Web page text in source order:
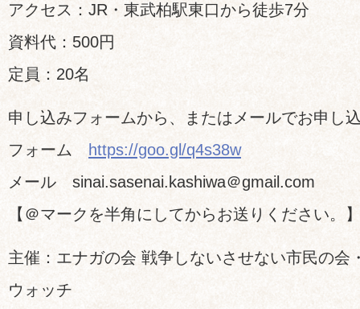
アクセス：JR・東武柏駅東口から徒歩7分
資料代：500円
定員：20名
申し込みフォームから、またはメールでお申し
フォーム
https://goo.gl/q4s38w
メール sinai.sasenai.kashiwa＠gmail.com
【＠マークを半角にしてからお送りください。
主催：エナガの会 戦争しないさせない市民の会
ウォッチ